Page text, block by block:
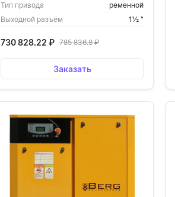
Тип привода
ременной
Выходной разъём
1½ "
730 828.22 ₽ 785 836.8₽
Заказать